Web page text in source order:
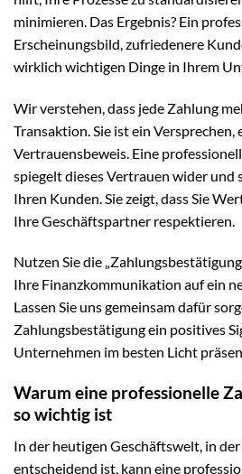
minimieren. Das Ergebnis? Ein
Erscheinungsbild, zufriedenere
wirklich wichtigen Dinge in Ihrem
Wir verstehen, dass jede Zahlung
Transaktion. Sie ist ein Versprechen,
Vertrauensbeweis. Eine
spiegelt dieses Vertrauen wider und
Ihren Kunden. Sie zeigt, dass Sie
Ihre Geschäftspartner respektieren.
Nutzen Sie die
Ihre Finanzkommunikation auf ein
Lassen Sie uns gemeinsam dafür
Zahlungsbestätigung ein positives
Unternehmen im besten Licht
Warum eine professionelle
so wichtig ist
In der heutigen Geschäftswelt, in
entscheidend ist, kann eine